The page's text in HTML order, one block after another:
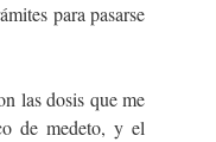
para pasarse
las dosis que me
de medeto, y el